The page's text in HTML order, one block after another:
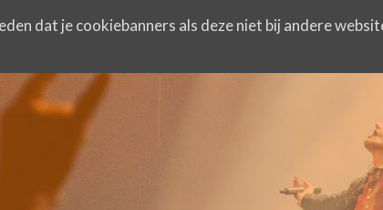
dat je cookiebanners als deze niet bij andere